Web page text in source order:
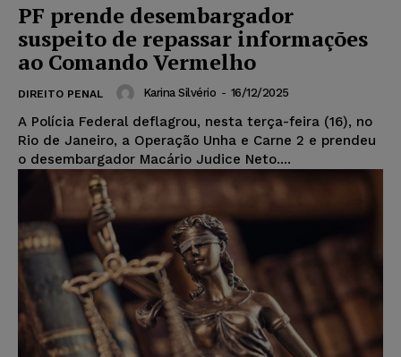
PF prende desembargador
suspeito de repassar informações
ao Comando Vermelho
DIREITO PENAL Karina Silvério - 16/12/2025
A Polícia Federal deflagrou, nesta terça-feira (16), no
Rio de Janeiro, a Operação Unha e Carne 2 e prendeu
o desembargador Macário Judice Neto....